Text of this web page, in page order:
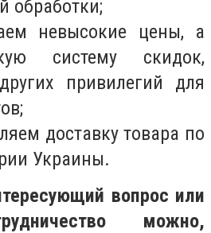
обработки;
невысокие цены, а
систему скидок,
привилегий для
доставку товара по
Украины.
вопрос или
можно,